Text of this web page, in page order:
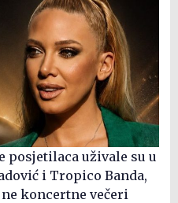
posjetilaca uživale su u
i Tropico Banda,
koncertne večeri